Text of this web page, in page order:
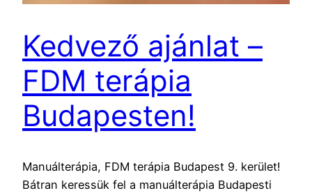
Kedvező ajánlat –
FDM terápia
Budapesten!
Manuálterápia, FDM terápia Budapest 9. kerület!
Bátran keressük fel a manuálterápia Budapesti